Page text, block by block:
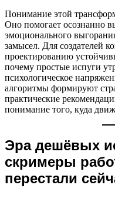
Понимание этой
Оно помогает осознанно
эмоционального
замысел. Для создателей
проектированию
почему простые испуги
психологическое
алгоритмы формируют
практические
понимание того, куда
Эра дешёвых
скримеры
перестали